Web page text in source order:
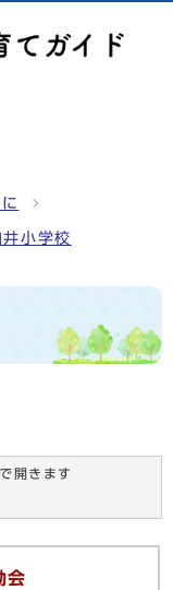
井小学校
開きます
会